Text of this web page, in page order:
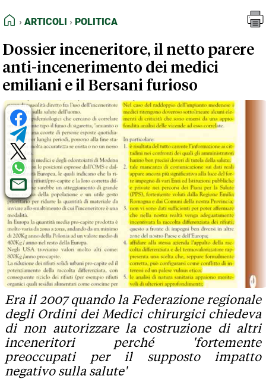
FEED RSS
NORMATIVE DEONTOLOGICHE
TERMINI e CONDIZIONI
HOME
ARTICOLI POLITICA
Dossier inceneritore, il netto parere
anti-incenerimento dei medici
emiliani e il Bersani furioso
Era il 2007 quando la Federazione regionale
degli Ordini dei Medici chirurgici chiedeva
di non autorizzare la costruzione di altri
inceneritori perché 'fortemente
preoccupati per il supposto impatto
negativo sulla salute'